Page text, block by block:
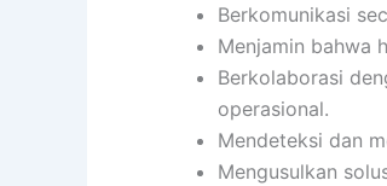
Berkomunikasi
Menjamin bahwa
Berkolaborasi
operasional.
Mendeteksi dan
Mengusulkan